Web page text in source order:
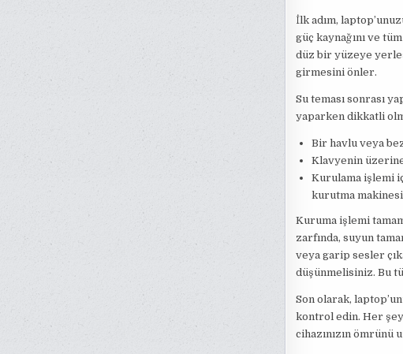
İlk adım,
güç kaynağını ve
düz bir yüzeye
girmesini önler.
Su teması sonrası
yaparken dikkatli
Bir havlu veya
Klavyenin
Kurulama işlemi
kurutma makinesi
Kuruma işlemi
zarfında, suyun
veya garip sesler
düşünmelisiniz. Bu
Son olarak,
kontrol edin. Her
cihazınızın ömrünü